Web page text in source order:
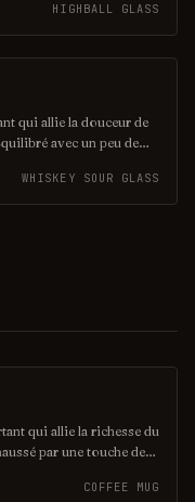
Parfait pour les
saura séduire vos
HIGHBALL GLASS
qui allie la douceur de
avec un peu de
la fois vive et onctueuse.
une touche
WHISKEY SOUR GLASS
qui allie la richesse du
par une touche de
les amateurs de
COFFEE MUG